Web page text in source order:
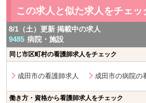
この求人と似た求人をチェッ
8/1（土）更新 掲載中の求人
9485 病院・施設
同じ市区町村の看護師求人をチェック
成田市の看護師求人 成田市の病院の
働き方・資格から看護師求人をチェック